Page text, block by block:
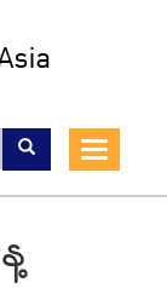
Toggle